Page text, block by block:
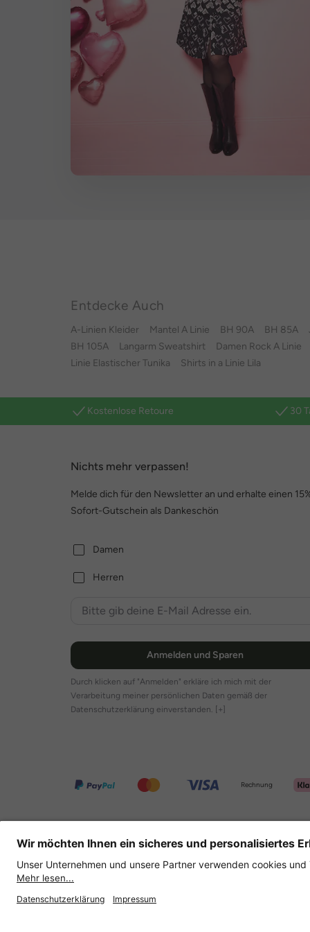
Entdecke Auch
A-Linien Kleider Mantel A Linie BH 90A BH 85A
BH 105A
Langarm Sweatshirt
Damen Rock A Linie
Linie Elastischer Tunika
Shirts in a Linie Lila
Kostenlose Retoure 30
Nichts mehr verpassen!
Melde dich für den Newsletter an und erhalte einen
Sofort-Gutschein als Dankeschön
Damen
Herren
Anmelden und Sparen
Durch klicken auf "Anmelden" erkläre ich mich mit der
Verarbeitung meiner persönlichen Daten gemäß der
Datenschutzerklärung einverstanden. [+]
Rechnung